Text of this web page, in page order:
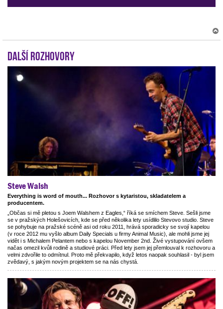
Další rozhovory
Steve Walsh
Everything is word of mouth... Rozhovor s kytaristou, skladatelem a
producentem.
„Občas si mě pletou s Joem Walshem z Eagles,“ říká se smíchem Steve. Sešli jsme
se v pražských Holešovicích, kde se před několika lety usídlilo Stevovo studio. Steve
se pohybuje na pražské scéně asi od roku 2011, hrává sporadicky se svojí kapelou
(v roce 2012 mu vyšlo album Daily Specials u firmy Animal Music), ale mohli jsme jej
vidět i s Michalem Pelantem nebo s kapelou November 2nd. Živé vystupování ovšem
načas omezil kvůli rodině a studiové práci. Před lety jsem jej přemlouval k rozhovoru a
velmi zdvořile to odmítnul. Proto mě překvapilo, když letos naopak souhlasil - byl jsem
zvědavý, s jakým novým projektem se na nás chystá.